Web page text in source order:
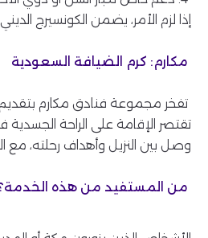
إذا لزم الأمر، يضمن الكونسيرج
مكارم: كرم الضيافة السعودية
تفخر مجموعة فنادق مكارم
تقتصر الإقامة على الراحة
وصل بين النزيل وأهداف رحلته، مع
من المستفيد من هذه